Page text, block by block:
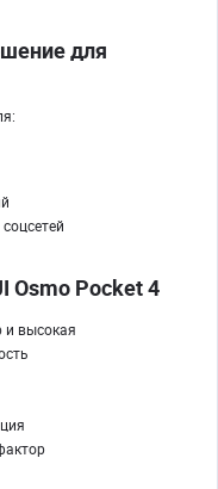
для
Osmo Pocket 4
и высокая